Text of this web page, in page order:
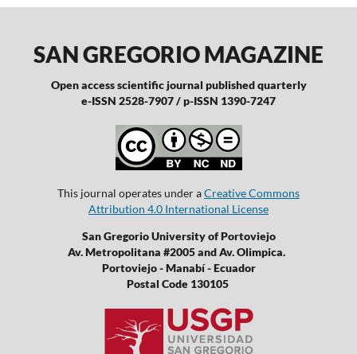
SAN GREGORIO MAGAZINE
Open access scientific journal published quarterly
e-ISSN 2528-7907 / p-ISSN 1390-7247
This journal operates under aCreative Commons
Attribution 4.0 International License
San Gregorio University of Portoviejo
Av. Metropolitana #2005 and Av. Olimpica.
Portoviejo - Manabí - Ecuador
Postal Code 130105